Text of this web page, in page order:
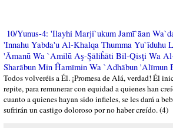
10/Yunus-4: 'Ilayhi Marji`ukum Jamī`āan
'Innahu Yabda'u Al-Khalqa Thumma Yu`īduhu
'Āmanū Wa `Amilū Aş-Şāliĥāti Bil-Qisţi Wa
Sharābun Min Ĥamīmin Wa `Adhābun 'Alīmun
Todos volveréis a Él. ¡Promesa de Alá, verdad! Él
repite, para remunerar con equidad a quienes han
cuanto a quienes hayan sido infieles, se les dará a
sufrirán un castigo doloroso por no haber creído. (4)